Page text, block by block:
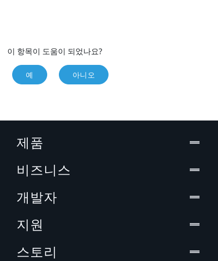
이 항목이 도움이 되었나요?
예 아니오
제품
비즈니스
개발자
지원
스토리